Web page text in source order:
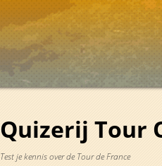
Quizerij Tour
Test je kennis over de Tour de France